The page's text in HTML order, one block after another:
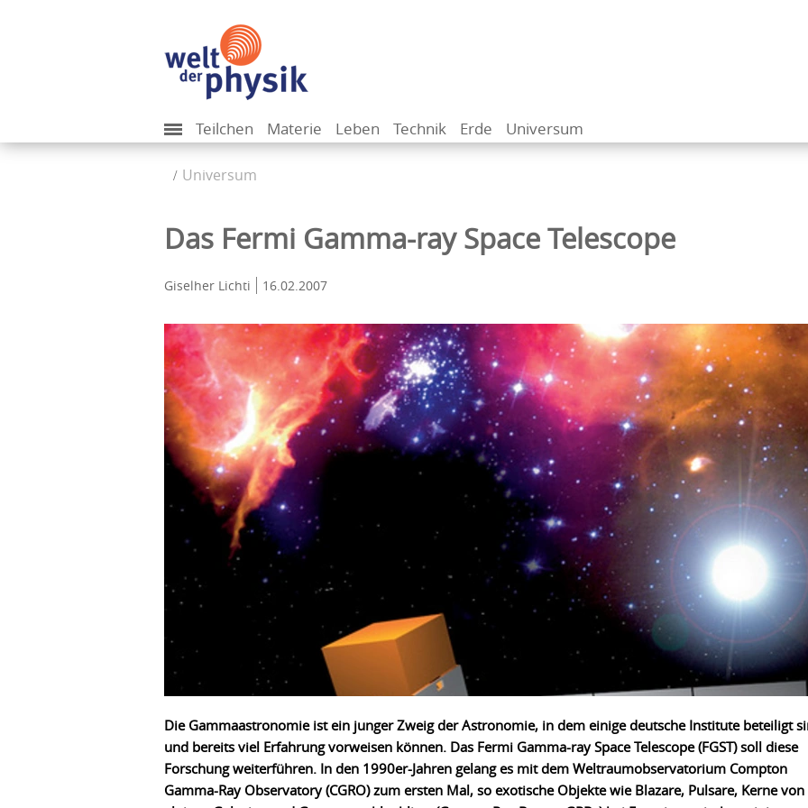
Teilchen Materie Leben Technik Erde Universum
Universum
Das Fermi Gamma-ray Space Telescope
Giselher Lichti 16.02.2007
Die Gammaastronomie ist ein junger Zweig der Astronomie, in dem einige deutsche Institute beteiligt
und bereits viel Erfahrung vorweisen können. Das Fermi Gamma-ray Space Telescope (FGST) soll diese
Forschung weiterführen. In den 1990er-Jahren gelang es mit dem Weltraumobservatorium Compton
Gamma-Ray Observatory (CGRO) zum ersten Mal, so exotische Objekte wie Blazare, Pulsare, Kerne von